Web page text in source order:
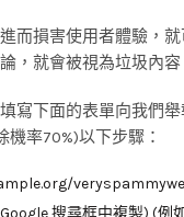
而損害使用者體驗，
，就會被視為垃圾內容
寫下面的表單向我們
率70%)以下步驟：
搜尋框中複製) (例